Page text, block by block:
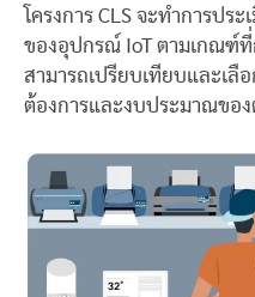
โครงการ CLS จะทำการป
ของอุปกรณ์ IoT ตามเกณฑ์
สามารถเปรียบเทียบและเ
ต้องการและงบประมาณของ